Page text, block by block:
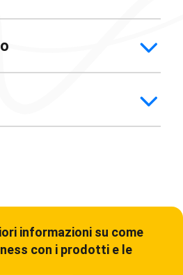
informazioni su come
con i prodotti e le